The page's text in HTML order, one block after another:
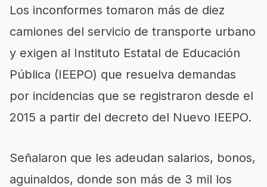
Los inconformes tomaron más de diez
camiones del servicio de transporte urbano
y exigen al Instituto Estatal de Educación
Pública (IEEPO) que resuelva demandas
por incidencias que se registraron desde el
2015 a partir del decreto del Nuevo IEEPO.
Señalaron que les adeudan salarios, bonos,
aguinaldos, donde son más de 3 mil los